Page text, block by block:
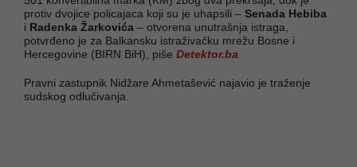
protiv dvojice policajaca koji su je uhapsili – Senada Hebiba
i Radenka Žarkovića – otvorena unutrašnja istraga,
potvrđeno je za Balkansku istraživačku mrežu Bosne i
Hercegovine (BIRN BiH), piše Detektor.ba
Pravni zastupnik Nidžare Ahmetašević najavio je traženje
sudskog odlučivanja.